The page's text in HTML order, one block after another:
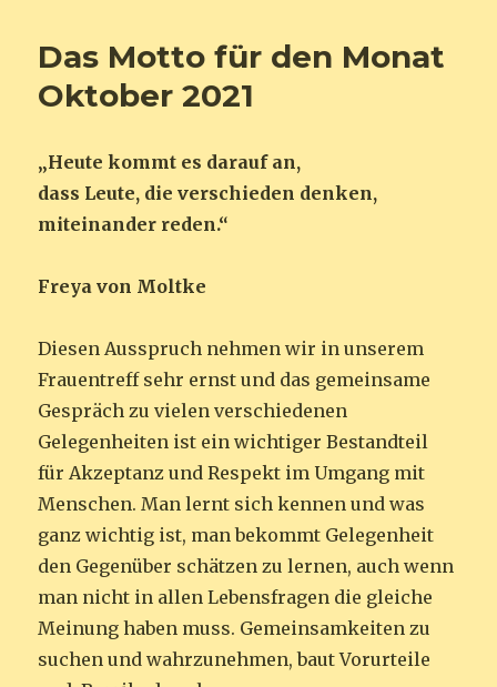
Das Motto für den Monat
Oktober 2021
„Heute kommt es darauf an,
dass Leute, die verschieden denken,
miteinander reden.“
Freya von Moltke
Diesen Ausspruch nehmen wir in unserem
Frauentreff sehr ernst und das gemeinsame
Gespräch zu vielen verschiedenen
Gelegenheiten ist ein wichtiger Bestandteil
für Akzeptanz und Respekt im Umgang mit
Menschen. Man lernt sich kennen und was
ganz wichtig ist, man bekommt Gelegenheit
den Gegenüber schätzen zu lernen, auch wenn
man nicht in allen Lebensfragen die gleiche
Meinung haben muss. Gemeinsamkeiten zu
suchen und wahrzunehmen, baut Vorurteile